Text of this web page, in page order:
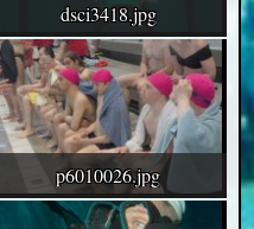
dsci3418.jpg
p6010026.jpg